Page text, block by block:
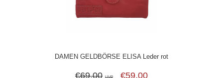
DAMEN GELDBÖRSE ELISA Leder rot
€69,00 €59,00